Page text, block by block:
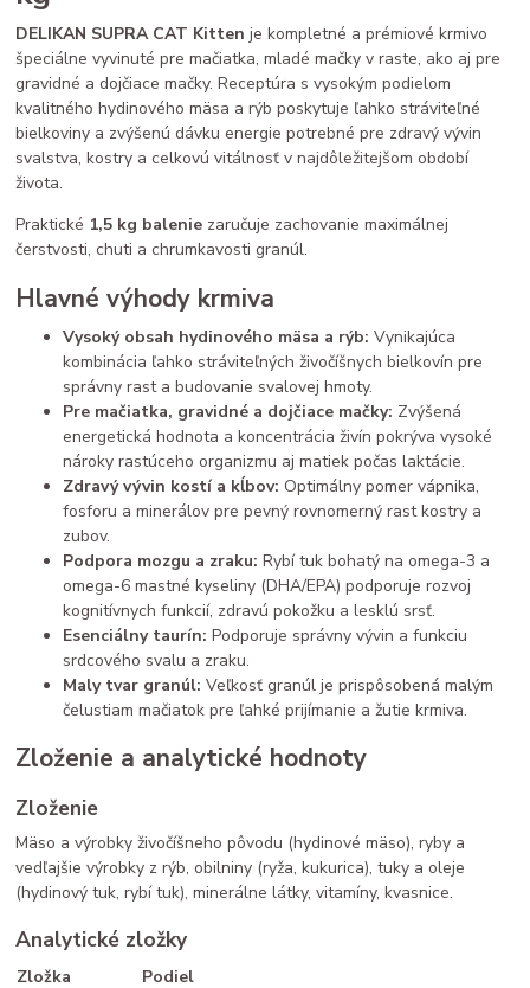
DELIKAN SUPRA CAT Kitten je kompletné a prémiové krmivo
špeciálne vyvinuté pre mačiatka, mladé mačky v raste, ako aj pre
gravidné a dojčiace mačky. Receptúra s vysokým podielom
kvalitného hydinového mäsa a rýb poskytuje ľahko stráviteľné
bielkoviny a zvýšenú dávku energie potrebné pre zdravý vývin
svalstva, kostry a celkovú vitálnosť v najdôležitejšom období
života.
Praktické 1,5 kg balenie zaručuje zachovanie maximálnej
čerstvosti, chuti a chrumkavosti granúl.
Hlavné výhody krmiva
Vysoký obsah hydinového mäsa a rýb: Vynikajúca
kombinácia ľahko stráviteľných živočíšnych bielkovín pre
správny rast a budovanie svalovej hmoty.
Pre mačiatka, gravidné a dojčiace mačky: Zvýšená
energetická hodnota a koncentrácia živín pokrýva vysoké
nároky rastúceho organizmu aj matiek počas laktácie.
Zdravý vývin kostí a kĺbov: Optimálny pomer vápnika,
fosforu a minerálov pre pevný rovnomerný rast kostry a
zubov.
Podpora mozgu a zraku: Rybí tuk bohatý na omega-3 a
omega-6 mastné kyseliny (DHA/EPA) podporuje rozvoj
kognitívnych funkcií, zdravú pokožku a lesklú srsť.
Esenciálny taurín: Podporuje správny vývin a funkciu
srdcového svalu a zraku.
Maly tvar granúl: Veľkosť granúl je prispôsobená malým
čelustiam mačiatok pre ľahké prijímanie a žutie krmiva.
Zloženie a analytické hodnoty
Zloženie
Mäso a výrobky živočíšneho pôvodu (hydinové mäso), ryby a
vedľajšie výrobky z rýb, obilniny (ryža, kukurica), tuky a oleje
(hydinový tuk, rybí tuk), minerálne látky, vitamíny, kvasnice.
Analytické zložky
Zložka Podiel